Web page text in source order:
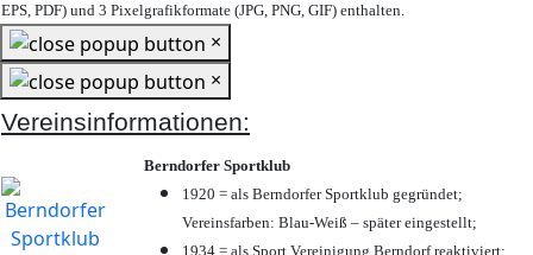
EPS, PDF) und 3 Pixelgrafikformate (JPG, PNG, GIF) enthalten.
×
×
Vereinsinformationen:
Berndorfer Sportklub
1920 = als Berndorfer Sportklub gegründet;
Vereinsfarben: Blau-Weiß – später eingestellt;
1934 = als Sport Vereinigung Berndorf reaktiviert;